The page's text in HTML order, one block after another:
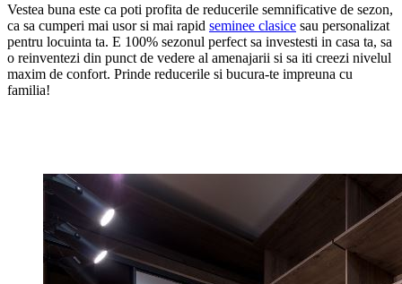
Vestea buna este ca poti profita de reducerile semnificative de sezon,
ca sa cumperi mai usor si mai rapid seminee clasice sau personalizat
pentru locuinta ta. E 100% sezonul perfect sa investesti in casa ta, sa
o reinventezi din punct de vedere al amenajarii si sa iti creezi nivelul
maxim de confort. Prinde reducerile si bucura-te impreuna cu
familia!